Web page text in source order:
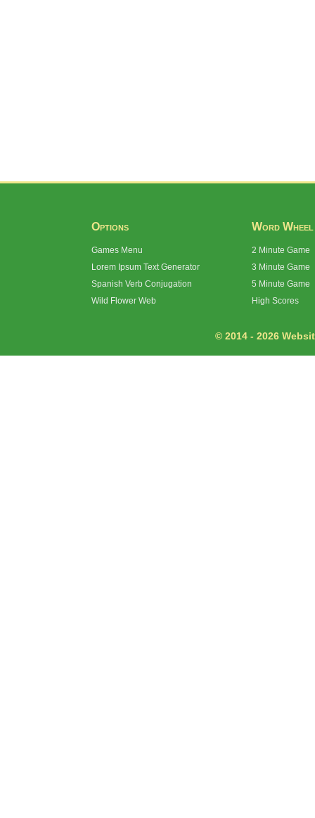
Options
Games Menu
Lorem Ipsum Text Generator
Spanish Verb Conjugation
Wild Flower Web
Word Wheel
2 Minute Game
3 Minute Game
5 Minute Game
High Scores
© 2014 - 2026